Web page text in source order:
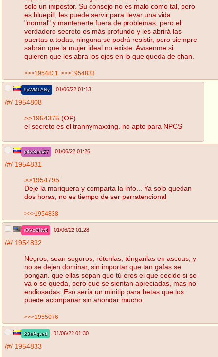
solo un impostor. Su consejo no es malo como tal, pero
es bluepill, les puede servir para llevar una vida
"normal" y mantenerte fuera de problemas, pero el
verdadero secreto es más profundo y les abrirá las
puertas a todas, ninguna se podrá resistir, pero siempre
sabrán que la mujer ideal no existe. Avísenme si
quieren que les abra los ojos en lo que queda de chan.
>>>1954831 >>>1954833
9yWM1ANy 01/06/22 01:13
/#/ 1954808
>>1954375 (OP)
el secreto es el trannymaxxing. no apto para NPCS
p4w3emZ7 01/06/22 01:26
/#/ 1954831
>>1954795
Deje la mariquera y comparta la info... Ya solo quedan
dos horas, no es tiempo de ser perratencional
>>>1954838
rOVzGNv8 01/06/22 01:28
/#/ 1954832
Negros, sean seguros, rétenlas, ténganlas en ascuas, y
no se dejen dominar, sin importar que tan gafas se
pongan, que ellas sepan que tú eres el que decide si se
va o se queda, pero que se sientan apreciadas, mas no
endiosadas. Eso sería un minitip para betas que los
puede acompañar sin ahondar mucho.
>>>1955076
23ePqved 01/06/22 01:30
/#/ 1954833